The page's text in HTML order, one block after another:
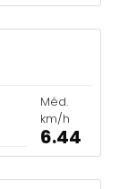
Méd.
km/h
6.44